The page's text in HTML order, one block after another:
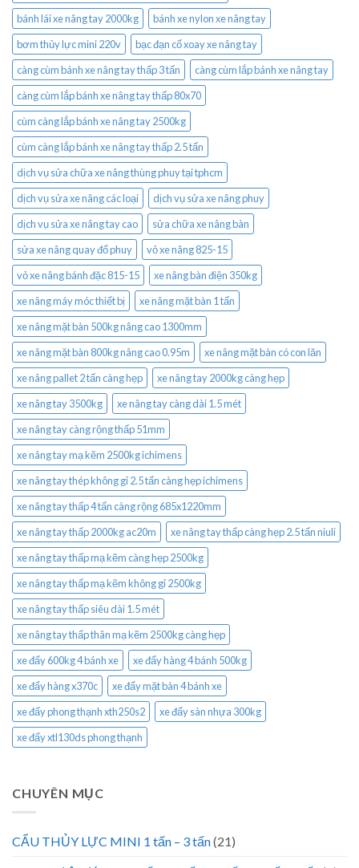
bánh lái xe nâng tay 2000kg
bánh xe nylon xe nâng tay
bơm thủy lực mini 220v
bạc đạn cổ xoay xe nâng tay
càng cùm bánh xe nâng tay thấp 3 tấn
càng cùm lắp bánh xe nâng tay
càng cùm lắp bánh xe nâng tay thấp 80x70
cùm càng lắp bánh xe nâng tay 2500kg
cùm càng lắp bánh xe nâng tay thấp 2.5 tấn
dịch vụ sửa chữa xe nâng thùng phuy tại tphcm
dịch vụ sửa xe nâng các loại
dịch vụ sửa xe nâng phuy
dịch vụ sửa xe nâng tay cao
sửa chữa xe nâng bàn
sửa xe nâng quay đổ phuy
vỏ xe nâng 825-15
vỏ xe nâng bánh đặc 815-15
xe nâng bàn điện 350kg
xe nâng máy móc thiết bị
xe nâng mặt bàn 1 tấn
xe nâng mặt bàn 500kg nâng cao 1300mm
xe nâng mặt bàn 800kg nâng cao 0.95m
xe nâng mặt bàn có con lăn
xe nâng pallet 2 tấn càng hẹp
xe nâng tay 2000kg càng hẹp
xe nâng tay 3500kg
xe nâng tay càng dài 1.5 mét
xe nâng tay càng rộng thấp 51mm
xe nâng tay mạ kẽm 2500kg ichimens
xe nâng tay thép không gỉ 2.5 tấn càng hẹp ichimens
xe nâng tay thấp 4 tấn càng rộng 685x1220mm
xe nâng tay thấp 2000kg ac20m
xe nâng tay thấp càng hẹp 2.5 tấn niuli
xe nâng tay thấp mạ kẽm càng hẹp 2500kg
xe nâng tay thấp mạ kẽm không gỉ 2500kg
xe nâng tay thấp siêu dài 1.5 mét
xe nâng tay thấp thân mạ kẽm 2500kg càng hẹp
xe đẩy 600kg 4 bánh xe
xe đẩy hàng 4 bánh 500kg
xe đẩy hàng x370c
xe đẩy mặt bàn 4 bánh xe
xe đẩy phong thạnh xth250s2
xe đẩy sàn nhựa 300kg
xe đẩy xtl130ds phong thạnh
CHUYÊN MỤC
CẨU THỦY LỰC MINI 1 tấn – 3 tấn(21)